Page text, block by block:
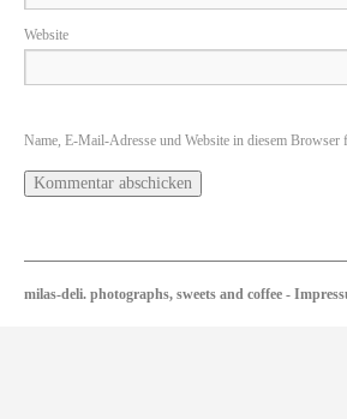
Website
Name, E-Mail-Adresse und Website in diesem Browser
milas-deli. photographs, sweets and coffee -